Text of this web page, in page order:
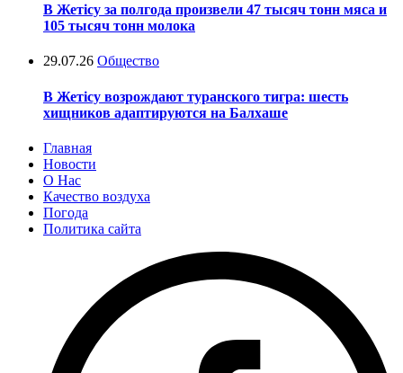
В Жетісу за полгода произвели 47 тысяч тонн мяса и
105 тысяч тонн молока
29.07.26 Общество
В Жетісу возрождают туранского тигра: шесть
хищников адаптируются на Балхаше
Главная
Новости
О Нас
Качество воздуха
Погода
Политика сайта